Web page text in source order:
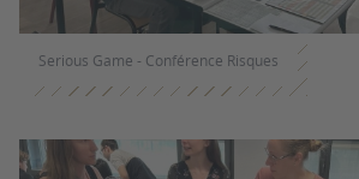
Serious Game - Conférence Risques